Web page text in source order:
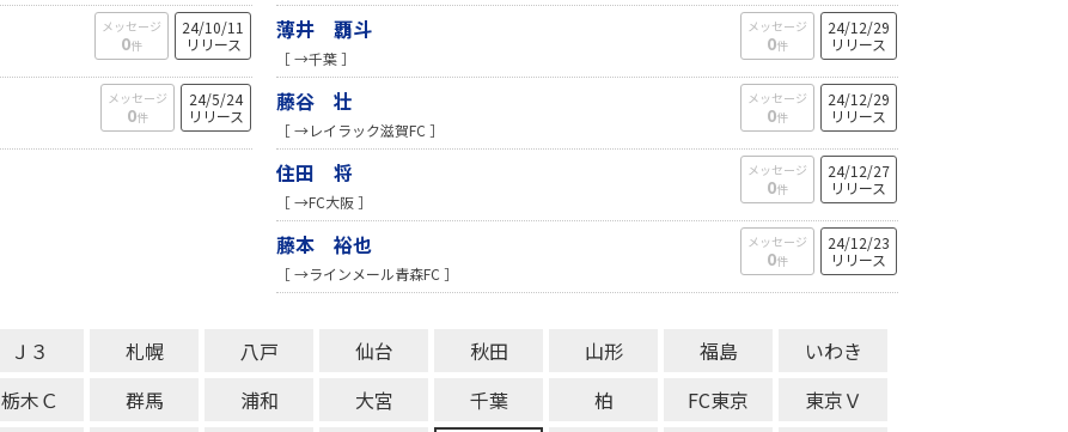
メッセージ
0件
24/10/11
リリース
メッセージ
0件
24/5/24
リリース
薄井 覇斗
［ →千葉 ］
メッセージ
0件
24/12/29
リリース
藤谷 壮
［ →レイラック滋賀FC ］
メッセージ
0件
24/12/29
リリース
住田 将
［ →FC大阪 ］
メッセージ
0件
24/12/27
リリース
藤本 裕也
［ →ラインメール青森FC ］
メッセージ
0件
24/12/23
リリース
Ｊ３ 札幌 八戸 仙台 秋田 山形 福島
いわき
栃木Ｃ 群馬 浦和 大宮 千葉 柏 FC東京
東京Ｖ